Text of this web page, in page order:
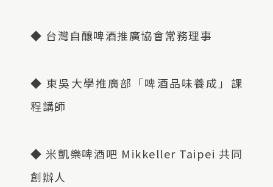
◆ 台灣自釀啤酒推廣協會常務理事
◆ 東吳大學推廣部「啤酒品味養成」課
程講師
◆ 米凱樂啤酒吧 Mikkeller Taipei 共同
創辦人